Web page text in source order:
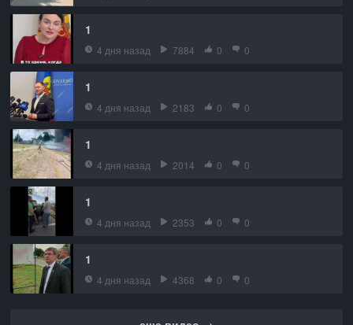
1
4 дня назад 7884 0 0
1
4 дня назад 2183 0 0
1
4 дня назад 2014 0 0
1
4 дня назад 2353 0 0
1
4 дня назад 4368 0 0